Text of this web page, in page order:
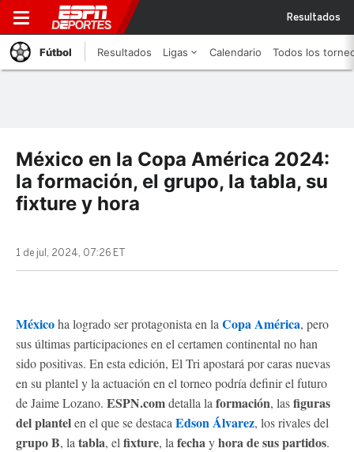
Resultados
Fútbol Resultados Ligas Calendario Todos los
México en la Copa América 2024:
la formación, el grupo, la tabla, su
fixture y hora
1 de jul, 2024, 07:26 ET
Méxicoha logrado ser protagonista en la Copa América, pero
sus últimas participaciones en el certamen continental no han
sido positivas. En esta edición, El Tri apostará por caras nuevas
en su plantel y la actuación en el torneo podría definir el futuro
de Jaime Lozano. ESPN.comdetalla la formación, lasfiguras
del plantelen el que se destaca Edson Álvarez, los rivales del
grupo B, la tabla, el fixture, la fechayhora de sus partidos.